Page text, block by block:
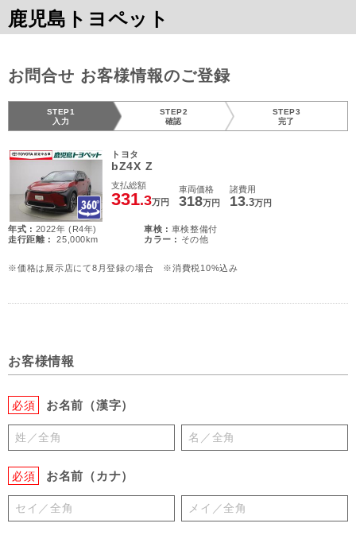
鹿児島トヨペット
お問合せ お客様情報のご登録
STEP1
入力
STEP2
確認
STEP3
完了
トヨタ
bZ4X Z
支払総額
331.3万円
車両価格
318万円
諸費用
13.3万円
年式 : 2022年 (R4年) 車検 : 車検整備付
走行距離 :
25,000km カラー : その他
※価格は展示店にて8月登録の場合 ※消費税10%込み
お客様情報
必須 お名前（漢字）
必須 お名前（カナ）